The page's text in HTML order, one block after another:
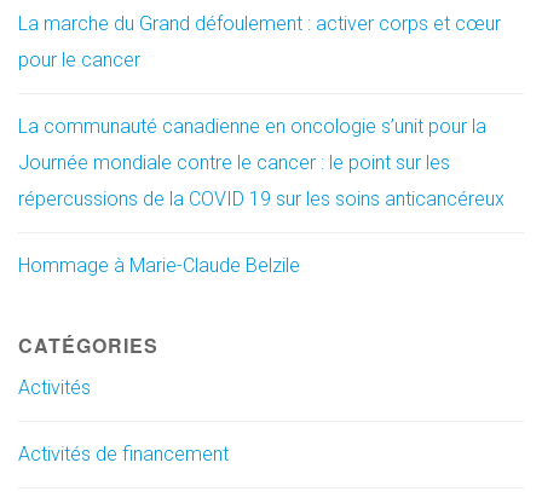
La marche du Grand défoulement : activer corps et cœur
pour le cancer
La communauté canadienne en oncologie s’unit pour la
Journée mondiale contre le cancer : le point sur les
répercussions de la COVID 19 sur les soins anticancéreux
Hommage à Marie-Claude Belzile
CATÉGORIES
Activités
Activités de financement